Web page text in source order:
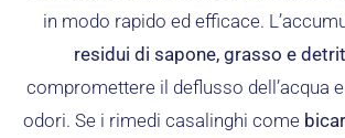
in modo rapido ed efficace.
residui di sapone, grasso e
compromettere il deflusso dell’acqua
odori. Se i rimedi casalinghi come